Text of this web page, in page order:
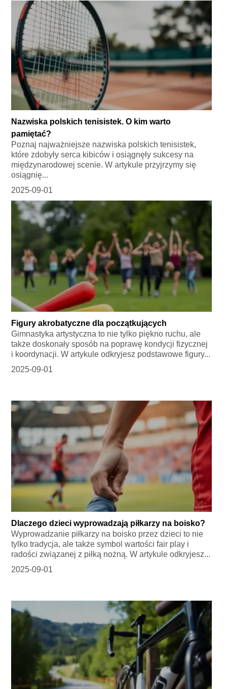
Nazwiska polskich tenisistek. O kim warto
pamiętać?
Poznaj najważniejsze nazwiska polskich tenisistek,
które zdobyły serca kibiców i osiągnęły sukcesy na
międzynarodowej scenie. W artykule przyjrzymy się
osiągnię...
2025-09-01
Figury akrobatyczne dla początkujących
Gimnastyka artystyczna to nie tylko piękno ruchu, ale
także doskonały sposób na poprawę kondycji fizycznej
i koordynacji. W artykule odkryjesz podstawowe figury...
2025-09-01
Dlaczego dzieci wyprowadzają piłkarzy na boisko?
Wyprowadzanie piłkarzy na boisko przez dzieci to nie
tylko tradycja, ale także symbol wartości fair play i
radości związanej z piłką nożną. W artykule odkryjesz...
2025-09-01